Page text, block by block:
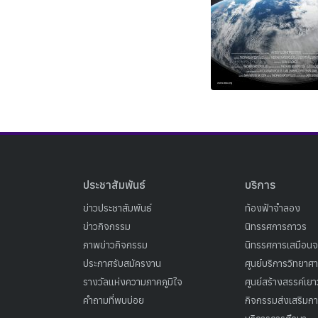
ประชาสัมพันธ์
ข่าวประชาสัมพันธ์
ข่าวกิจกรรม
ภาพข่าวกิจกรรม
ประกาศรับสมัครงาน
รางวัลแห่งความภาคภูมิใจ
คำถามที่พบบ่อย
บริการ
ท้องฟ้าจำลอง
นิทรรศการถาวร
นิทรรศการเสมือน
ศูนย์บริการวิทยาศ
ศูนย์สร้างสรรค์เย
กิจกรรมส่งเสริมก